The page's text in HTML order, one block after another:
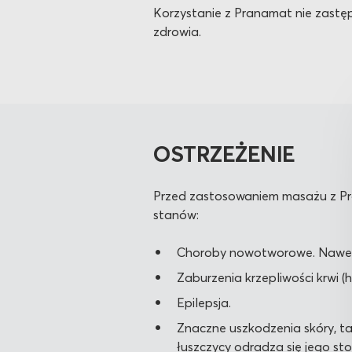
Korzystanie z Pranamat nie
zdrowia.
OSTRZEŻENIE
Przed zastosowaniem masażu z
stanów:
Choroby nowotworowe.
Zaburzenia krzepliwości krwi
Epilepsja.
Znaczne uszkodzenia skóry,
łuszczycy odradza się jego